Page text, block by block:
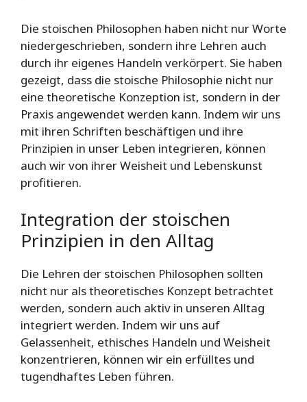
Die stoischen Philosophen haben nicht nur Worte
niedergeschrieben, sondern ihre Lehren auch
durch ihr eigenes Handeln verkörpert. Sie haben
gezeigt, dass die stoische Philosophie nicht nur
eine theoretische Konzeption ist, sondern in der
Praxis angewendet werden kann. Indem wir uns
mit ihren Schriften beschäftigen und ihre
Prinzipien in unser Leben integrieren, können
auch wir von ihrer Weisheit und Lebenskunst
profitieren.
Integration der stoischen
Prinzipien in den Alltag
Die Lehren der stoischen Philosophen sollten
nicht nur als theoretisches Konzept betrachtet
werden, sondern auch aktiv in unseren Alltag
integriert werden. Indem wir uns auf
Gelassenheit, ethisches Handeln und Weisheit
konzentrieren, können wir ein erfülltes und
tugendhaftes Leben führen.